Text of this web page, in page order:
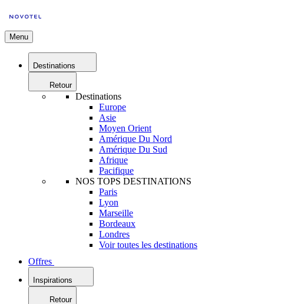
Menu
Destinations
Retour
Destinations
Europe
Asie
Moyen Orient
Amérique Du Nord
Amérique Du Sud
Afrique
Pacifique
NOS TOPS DESTINATIONS
Paris
Lyon
Marseille
Bordeaux
Londres
Voir toutes les destinations
Offres
Inspirations
Retour